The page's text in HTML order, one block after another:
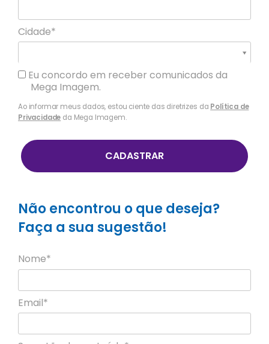
Cidade*
Eu concordo em receber comunicados da
Mega Imagem.
Ao informar meus dados, estou ciente das diretrizes da Política de
Privacidade da Mega Imagem.
CADASTRAR
Não encontrou o que deseja?
Faça a sua sugestão!
Nome*
Email*